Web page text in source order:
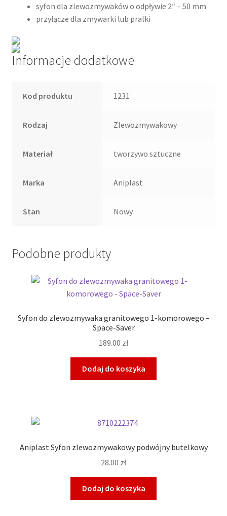
syfon dla zlewozmywaków o odpływie 2″ – 50 mm
przyłącze dla zmywarki lub pralki
Informacje dodatkowe
Kod produktu 1231
Rodzaj Zlewozmywakowy
Materiał tworzywo sztuczne
Marka Aniplast
Stan Nowy
Podobne produkty
Syfon do zlewozmywaka granitowego 1-komorowego –
Space-Saver
189.00 zł
Dodaj do koszyka
Aniplast Syfon zlewozmywakowy podwójny butelkowy
28.00 zł
Dodaj do koszyka